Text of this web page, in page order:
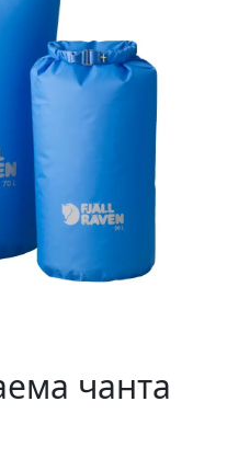
чанта